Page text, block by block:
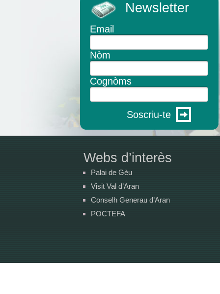
Newsletter
Email
Nòm
Cognòms
Soscriu-te
Webs d’interès
Palai de Gèu
Visit Val d’Aran
Conselh Generau d’Aran
POCTEFA